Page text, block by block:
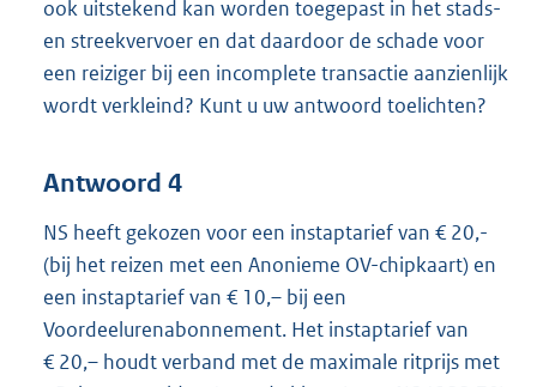
ook uitstekend kan worden toegepast in het stads-
en streekvervoer en dat daardoor de schade voor
een reiziger bij een incomplete transactie aanzienlijk
wordt verkleind? Kunt u uw antwoord toelichten?
Antwoord 4
NS heeft gekozen voor een instaptarief van € 20,-
(bij het reizen met een Anonieme OV-chipkaart) en
een instaptarief van € 10,– bij een
Voordeelurenabonnement. Het instaptarief van
€ 20,– houdt verband met de maximale ritprijs met